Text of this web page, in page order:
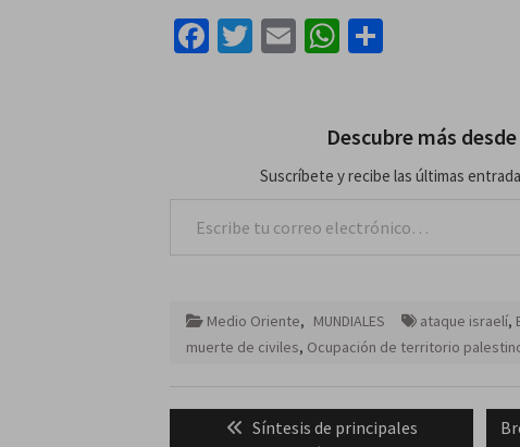
Facebook
Twitter
EmailWhatsApp
Descubre más
Suscríbete y recibe las últimas
Medio Oriente, MUNDIALES ataque israelí,
muerte de civiles, Ocupación de territorio
Navegación
Previous
Síntesis de principales